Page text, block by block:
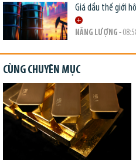
Giá dầu thế giới
NĂNG LƯỢNG -
CÙNG CHUYÊN MỤC